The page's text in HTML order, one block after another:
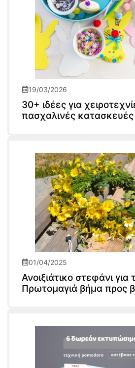
19/03/2026
30+ ιδέες για
πασχαλινές κατασκευές
01/04/2025
Ανοιξιάτικο στεφάνι για
Πρωτομαγιά βήμα προς